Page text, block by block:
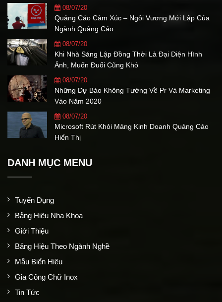
08/07/20
Quảng Cáo Cảm Xúc – Ngôi Vương Mới Lập Của
Ngành Quảng Cáo
08/07/20
Khi Nhà Sáng Lập Đồng Thời Là Đại Diện Hình
Ảnh, Muốn Đuổi Cũng Khó
08/07/20
Những Dự Báo Không Tưởng Về Pr Và Marketing
Vào Năm 2020
08/07/20
Microsoft Rút Khỏi Mảng Kinh Doanh Quảng Cáo
Hiển Thị
DANH MỤC MENU
Tuyển Dụng
Bảng Hiệu Nha Khoa
Giới Thiệu
Bảng Hiệu Theo Ngành Nghề
Mẫu Biển Hiệu
Gia Công Chữ Inox
Tin Tức